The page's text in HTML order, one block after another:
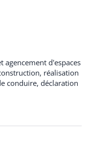
agencement d'espaces
réalisation
conduire, déclaration